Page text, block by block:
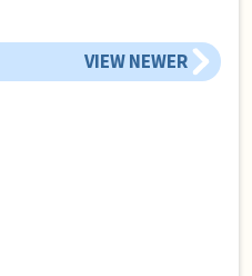
VIEW NEWER